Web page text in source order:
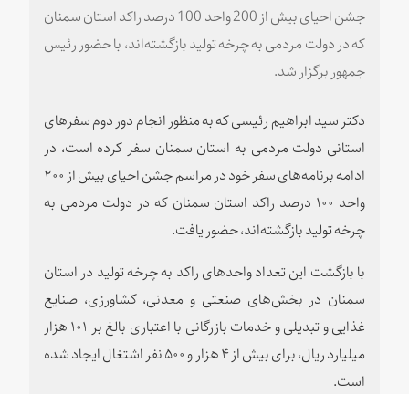
جشن احیای بیش از 200 واحد 100 درصد راکد استان سمنان
که در دولت مردمی به چرخه تولید بازگشته‌اند، با حضور رئیس
جمهور برگزار شد.
دکتر سید ابراهیم رئیسی که به منظور انجام دور دوم سفرهای
استانی دولت مردمی به استان سمنان سفر کرده است، در
ادامه برنامه‌های سفر خود در مراسم جشن احیای بیش از ۲۰۰
واحد ۱۰۰ درصد راکد استان سمنان که در دولت مردمی به
چرخه تولید بازگشته‌اند، حضور یافت.
با بازگشت این تعداد واحدهای راکد به چرخه تولید در استان
سمنان در بخش‌های صنعتی و معدنی، کشاورزی، صنایع
غذایی و تبدیلی و خدمات بازرگانی با اعتباری بالغ بر ۱۰۱ هزار
میلیارد ریال، برای بیش از ۴ هزار و ۵۰۰ نفر اشتغال ایجاد شده
است.